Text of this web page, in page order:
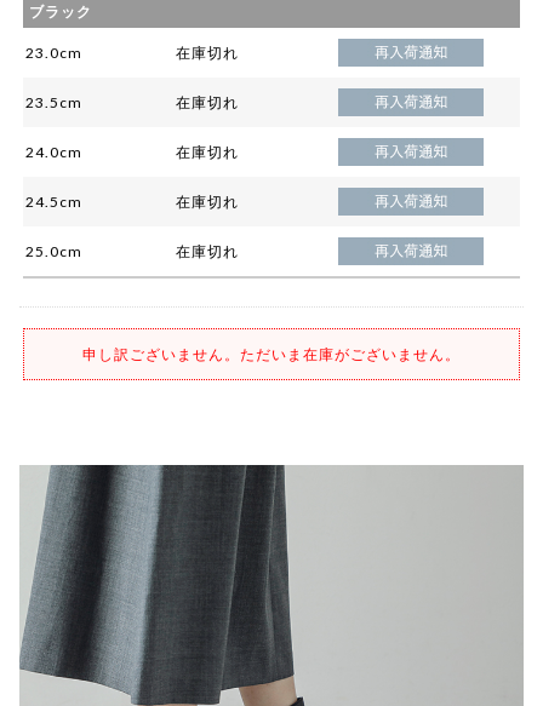
ブラック
23.0cm 在庫切れ
23.5cm 在庫切れ
24.0cm 在庫切れ
24.5cm 在庫切れ
25.0cm 在庫切れ
申し訳ございません。ただいま在庫がございません。